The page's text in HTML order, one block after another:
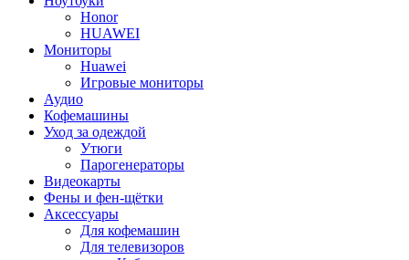
Honor
HUAWEI
Мониторы
Huawei
Игровые мониторы
Аудио
Кофемашины
Уход за одеждой
Утюги
Парогенераторы
Видеокарты
Фены и фен-щётки
Аксессуары
Для кофемашин
Для телевизоров